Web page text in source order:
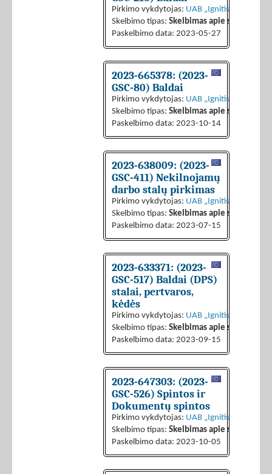
Pirkimo vykdytojas: UAB „Ignitis grupės
Skelbimo tipas: Skelbimas apie sutarties
Paskelbimo data: 2023-05-27
2023-665378: (2023-
GSC-80) Baldai
Pirkimo vykdytojas: UAB „Ignitis grupės
Skelbimo tipas: Skelbimas apie sutarties
Paskelbimo data: 2023-10-14
2023-638009: (2023-
GSC-411) Nekilnojamų
darbo stalų pirkimas
Pirkimo vykdytojas: UAB „Ignitis grupės
Skelbimo tipas: Skelbimas apie sutarties
Paskelbimo data: 2023-07-15
2023-633371: (2023-
GSC-517) Baldai (DPS)
stalai, pertvaros,
kėdės
Pirkimo vykdytojas: UAB „Ignitis grupės
Skelbimo tipas: Skelbimas apie sutarties
Paskelbimo data: 2023-09-15
2023-647303: (2023-
GSC-526) Spintos ir
Dokumentų spintos
Pirkimo vykdytojas: UAB „Ignitis grupės
Skelbimo tipas: Skelbimas apie sutarties
Paskelbimo data: 2023-10-05